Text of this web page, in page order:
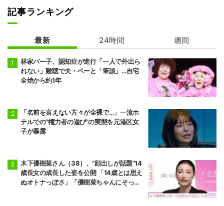
記事ランキング
最新 24時間 週間
林家パー子、認知症が進行「一人で外出ら
れない」難聴で夫・ペーと「筆談」…自宅
全焼から約1年
「名前を言えない方々が全裸で…」一流ホ
テルでの"権力者の遊び"の実態を元港区女
子が暴露
木下優樹菜さん（38）、“顔出しが話題”14
歳長女の成長した姿を公開 「14歳とは思え
ぬオトナっぽさ」「優樹菜ちゃんにそっく